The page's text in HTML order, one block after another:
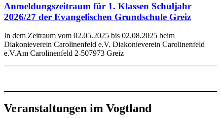
Anmeldungszeitraum für 1. Klassen Schuljahr
2026/27 der Evangelischen Grundschule Greiz
In dem Zeitraum vom 02.05.2025 bis 02.08.2025 beim
Diakonieverein Carolinenfeld e.V. Diakonieverein Carolinenfeld
e.V.Am Carolinenfeld 2-507973 Greiz
Veranstaltungen im Vogtland